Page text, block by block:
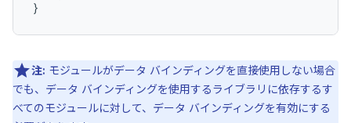
注: モジュールがデータ バインディングを直接使用しない場合
でも、データ バインディングを使用するライブラリに依存するす
べてのモジュールに対して、データ バインディングを有効にする